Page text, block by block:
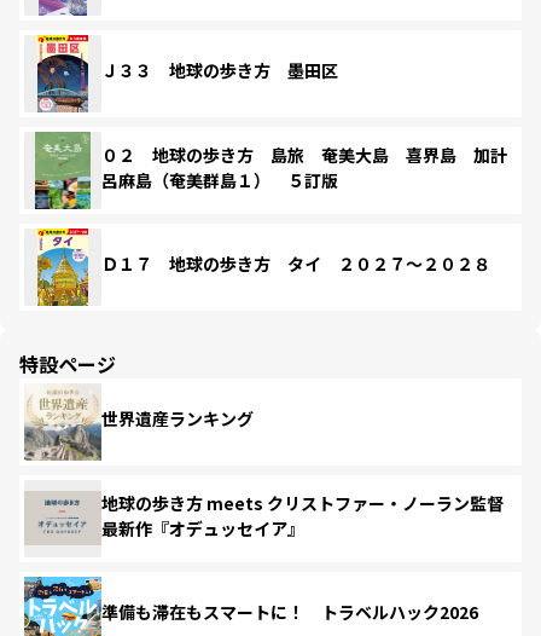
Ｊ３３ 地球の歩き方 墨田区
０２ 地球の歩き方 島旅 奄美大島 喜界島 加計
呂麻島（奄美群島１） ５訂版
Ｄ１７ 地球の歩き方 タイ ２０２７～２０２８
特設ページ
世界遺産ランキング
地球の歩き方 meets クリストファー・ノーラン監督
最新作『オデュッセイア』
準備も滞在もスマートに！ トラベルハック2026